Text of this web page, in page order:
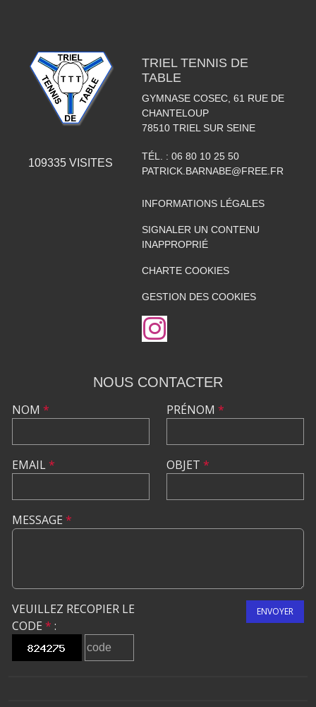
109335 VISITES
TRIEL TENNIS DE
TABLE
GYMNASE COSEC, 61 RUE DE
CHANTELOUP
78510 TRIEL SUR SEINE
TÉL. : 06 80 10 25 50
PATRICK.BARNABE@FREE.FR
INFORMATIONS LÉGALES
SIGNALER UN CONTENU
INAPPROPRIÉ
CHARTE COOKIES
GESTION DES COOKIES
NOUS CONTACTER
NOM *
EMAIL*
PRÉNOM *
OBJET *
MESSAGE *
VEUILLEZ RECOPIER LE
CODE * :
ENVOYER